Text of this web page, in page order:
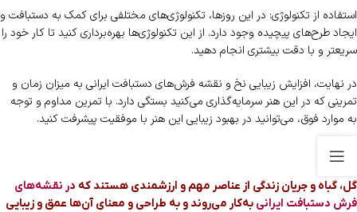
استفاده از تکنولوژی: در این روزها، تکنولوژی‌های مختلفی برای کمک به دستبافت و
ایجاد طرح‌های پیچیده وجود دارد. از این تکنولوژی‌ها بهره‌برداری کنید تا کار خود را
سریعتر و با دقت بیشتری انجام دهید.
در نهایت، افزایش زیبایی نخ و نقشه فرش‌های دستبافت ایرانی به میزان زمان و
تمرینی که در این هنر سرمایه‌گذاری می‌کنید بستگی دارد. با تمرین مداوم و توجه
به موارد فوق، می‌توانید در بهبود زیبایی این هنر با موفقیت پیشرفت کنید.
گل، گباه و جریان زندگی از عناصر مهم و ارزشمندی هستند که در نقشه‌های
فرش دستبافت ایرانی به‌کار می‌روند و به طراحی و معنای آن‌ها عمق و زیبایی